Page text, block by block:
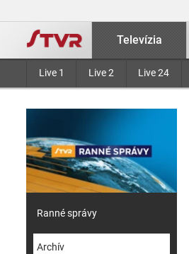
Televízia
Live 1 Live 2 Live 24
Ranné správy
Archív